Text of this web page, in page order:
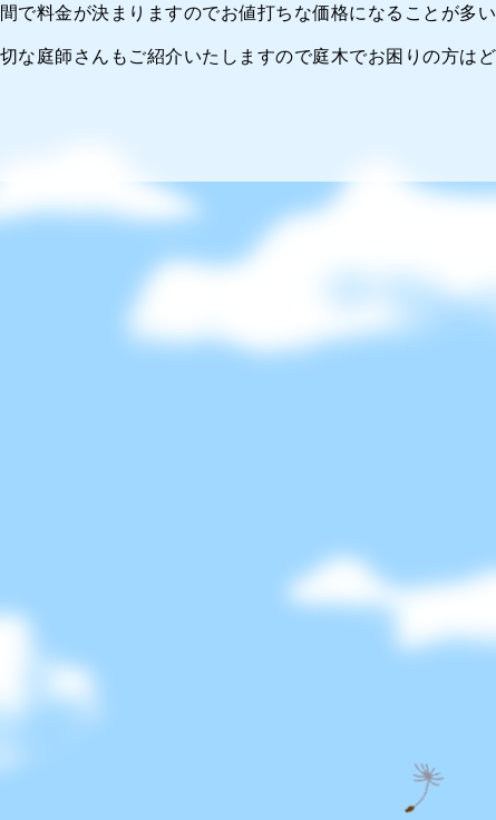
で料金が決まりますのでお値打ちな価格になることが多い
な庭師さんもご紹介いたしますので庭木でお困りの方は